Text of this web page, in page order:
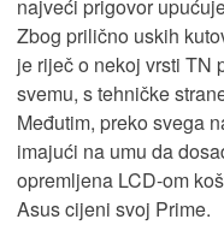
najveći prigovor
Zbog prilično uskih
je riječ o nekoj vrsti TN
svemu, s tehničke
Međutim, preko svega
imajući na umu da
opremljena LCD-om
Asus cijeni svoj Prime.